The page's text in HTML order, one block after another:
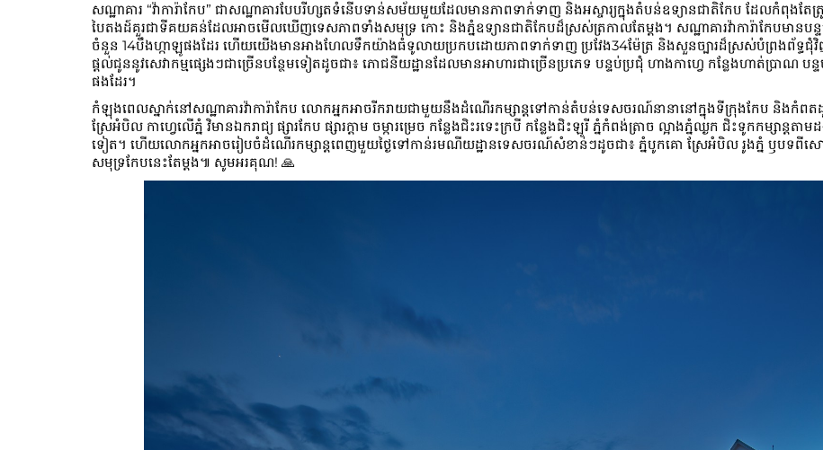
សណ្ឋាគារ “វ៉ាការ៉ាកែប” ជាសណ្ឋាគារបែបរីហ្សតទំនើបទាន់សម័យមួយដែលមានភាពទាក់ទាញ និងអស្ចារ្យក្នុងតំបន់ឧទ្យានជាតិកែប ដែលកំពុងត
បៃតងដ៍គួរជាទីគយគន់ដែលអាចមើលឃើញទេសភាពទាំងសមុទ្រ កោះ និងភ្នំឧទ្យានជាតិកែបដ៏ស្រស់ត្រកាលតែម្ដង។ សណ្ឋាគារវ៉ាការ៉ាកែបមានប
ចំនួន 14បឹងហ្កាឡូផងដែរ ហើយយើងមានអាងហែលទឹកយ៉ាងធំទូលាយប្រកបដោយភាពទាក់ទាញ ប្រវែង34ម៉ែត្រ និងសួនច្បារដ៏ស្រស់បំព្រងព័ទ្ធជុំវិញ
ផ្តល់ជូននូវសេវាកម្មផ្សេងៗជាច្រើនបន្ថែមទៀតដូចជា៖ ភោជនីយដ្ឋានដែលមានអាហារជាច្រើនប្រភេទ បន្ទប់ប្រជុំ ហាងកាហ្វេ កន្លែងហាត់ប្រា
ផងដែរ។
កំឡុងពេលស្នាក់នៅសណ្ឋាគារវ៉ាការ៉ាកែប លោកអ្នកអាចរីករាយជាមួយនឹងដំណើរកម្សាន្តទៅកាន់តំបន់ទេសចរណ៍នានានៅក្នុងទីក្រុងកែប និងកំពតដូច
ស្រែអំបិល កាហ្វេលើភ្នំ វិមានឯករាជ្យ ផ្សារកែប ផ្សារក្តាម ចម្ការម្រេច កន្លែងជិះរទេះក្របី កន្លែងជិះឡូរី ភ្នំកំពង់ត្រាច ល្អាងភ្នំឈ្ងក ជិះទូកកម្សាន្ដ
ទៀត។ ហើយលោកអ្នកអាចរៀបចំដំណើរកម្សាន្ដពេញមួយថ្ងៃទៅកាន់រមណីយដ្ឋានទេសចរណ៍សំខាន់ៗដូចជា៖ ភ្នំបូកគោ ស្រែអំបិល រូងភ្នំ ឫបទពីស
សមុទ្រកែបនេះតែម្ដង៕ សូមអរគុណ! 🙏